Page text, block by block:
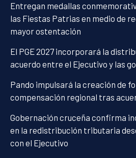
Entregan medallas
las Fiestas Patrias en medio de
mayor ostentación
El PGE 2027 incorporará la
acuerdo entre el Ejecutivo y las
Pando impulsará la creación de
compensación regional tras
Gobernación cruceña confirma
en la redistribución tributaria
con el Ejecutivo